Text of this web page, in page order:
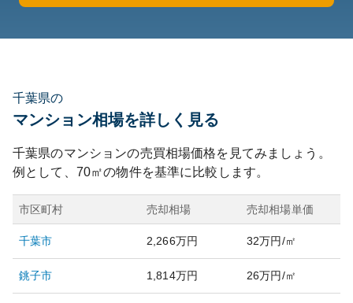
千葉県の
マンション相場を詳しく見る
千葉県のマンションの売買相場価格を見てみましょう。
例として、 70㎡の物件を基準に比較します。
市区町村 売却相場 売却相場単価
千葉市 2,266万円 32万円/㎡
銚子市 1,814万円 26万円/㎡